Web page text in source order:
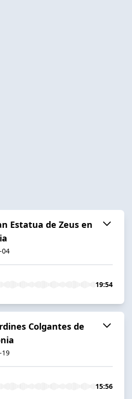
Estatua de Zeus en
04
19:54
Colgantes de
19
15:56